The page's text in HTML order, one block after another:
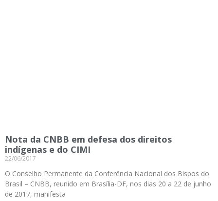
Nota da CNBB em defesa dos direitos
indígenas e do CIMI
22/06/2017
O Conselho Permanente da Conferência Nacional dos Bispos do
Brasil – CNBB, reunido em Brasília-DF, nos dias 20 a 22 de junho
de 2017, manifesta